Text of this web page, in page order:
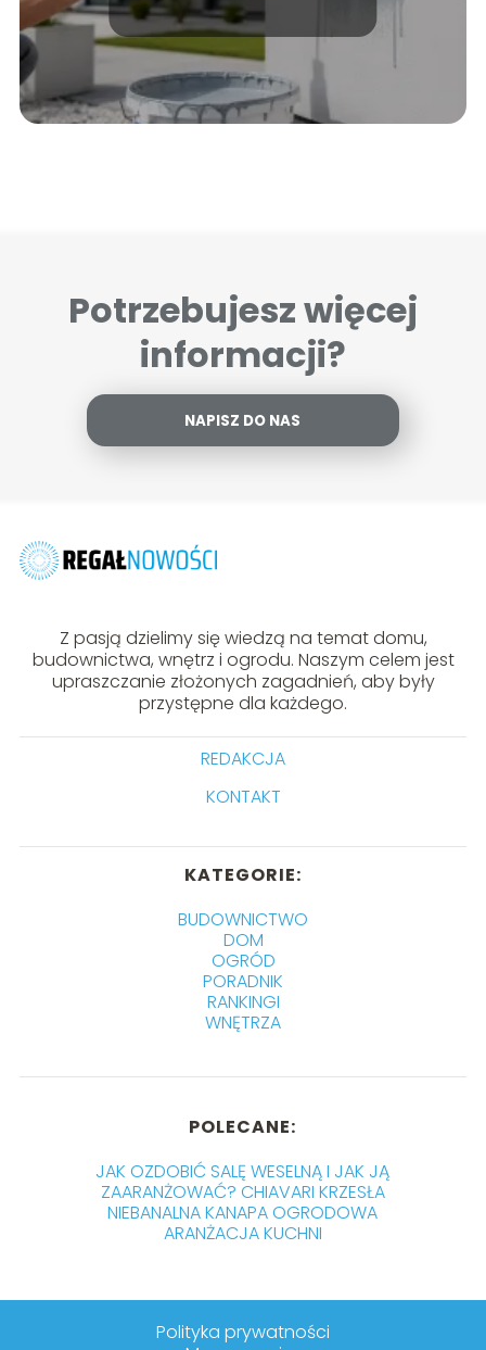
wybrać?
Potrzebujesz więcej
informacji?
NAPISZ DO NAS
Z pasją dzielimy się wiedzą na temat domu,
budownictwa, wnętrz i ogrodu. Naszym celem jest
upraszczanie złożonych zagadnień, aby były
przystępne dla każdego.
REDAKCJA
KONTAKT
KATEGORIE:
BUDOWNICTWO
DOM
OGRÓD
PORADNIK
RANKINGI
WNĘTRZA
POLECANE:
JAK OZDOBIĆ SALĘ WESELNĄ I JAK JĄ
ZAARANŻOWAĆ? CHIAVARI KRZESŁA
NIEBANALNA KANAPA OGRODOWA
ARANŻACJA KUCHNI
Polityka prywatności